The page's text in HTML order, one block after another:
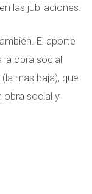
las jubilaciones.
El aporte
la obra social
mas baja), que
obra social y